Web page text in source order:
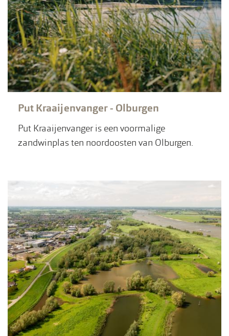
Put Kraaijenvanger - Olburgen
Put Kraaijenvanger is een voormalige
zandwinplas ten noordoosten van Olburgen.